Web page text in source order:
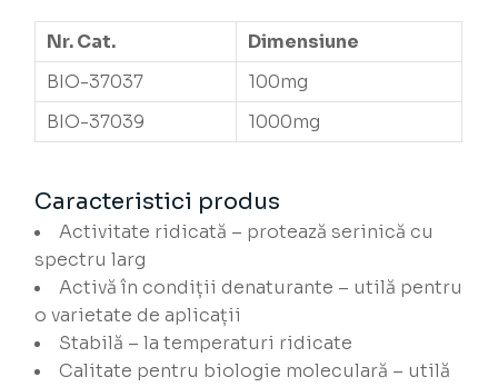
Nr. Cat.
Dimensiune
BIO-37037
100mg
BIO-37039
1000mg
Caracteristici produs
Activitate ridicată – protează serinică cu
spectru larg
Activă în condiții denaturante – utilă pentru
o varietate de aplicații
Stabilă – la temperaturi ridicate
Calitate pentru biologie moleculară – utilă